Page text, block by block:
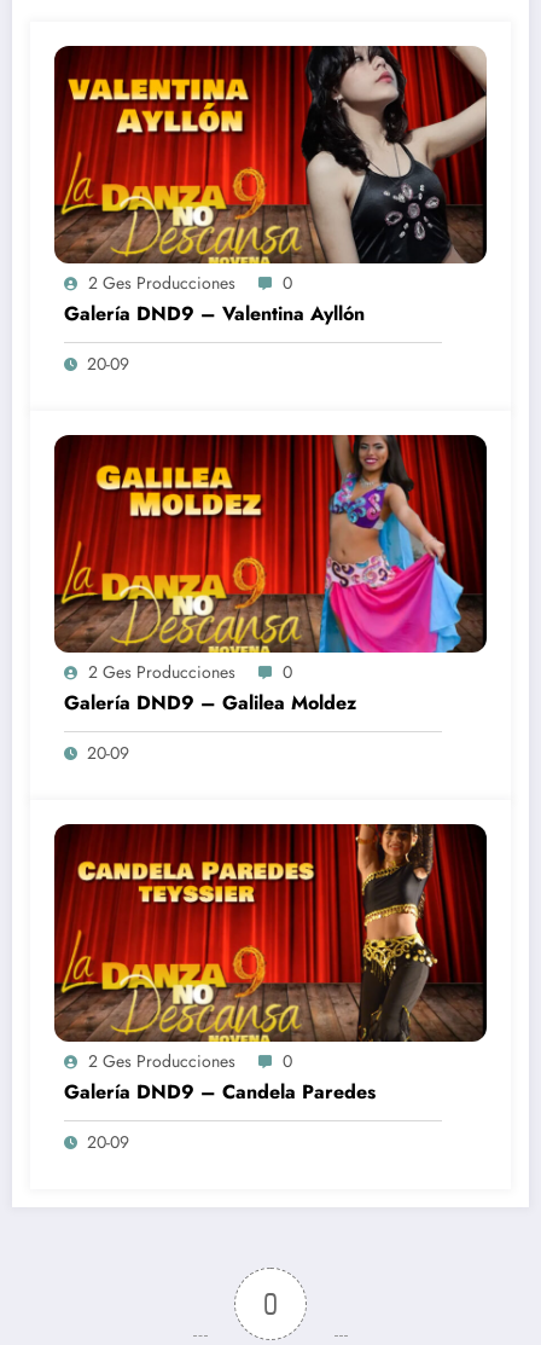
2 Ges Producciones 0
Galería DND9 – Valentina Ayllón
20-09
2 Ges Producciones 0
Galería DND9 – Galilea Moldez
20-09
2 Ges Producciones 0
Galería DND9 – Candela Paredes
20-09
0